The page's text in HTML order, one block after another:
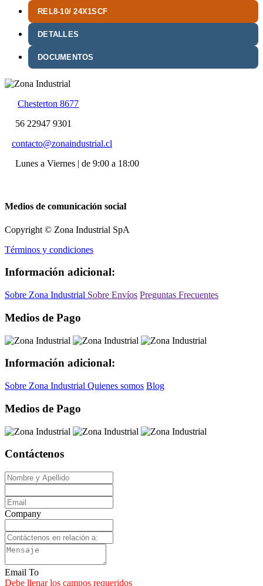
REL8-10/ 24X1SCF
DETALLES
DOCUMENTOS
Chesterton 8677
56 22947 9301
contacto@zonaindustrial.cl
Lunes a Viernes | de 9:00 a 18:00
Medios de comunicación social
Copyright © Zona Industrial SpA
Términos y condiciones
Información adicional:
Sobre Zona Industrial Sobre Envíos Preguntas Frecuentes
Medios de Pago
Información adicional:
Sobre Zona Industrial Quienes somos Blog
Medios de Pago
Contáctenos
Company
Email To
Debe llenar los campos requeridos